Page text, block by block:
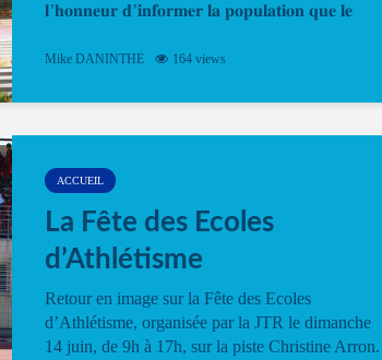
𝐥’𝐡𝐨𝐧𝐧𝐞𝐮𝐫 𝐝’𝐢𝐧𝐟𝐨𝐫𝐦𝐞𝐫 𝐥𝐚 𝐩𝐨𝐩𝐮𝐥𝐚𝐭𝐢𝐨𝐧 𝐪𝐮𝐞 𝐥𝐞
Mike DANINTHE 164 views
ACCUEIL
La Fête des Ecoles
d’Athlétisme
Retour en image sur la Fête des Ecoles
d’Athlétisme, organisée par la JTR le dimanche
14 juin, de 9h à 17h, sur la piste Christine Arron.